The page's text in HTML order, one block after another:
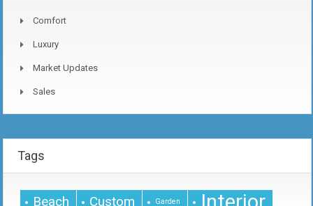
Comfort
Luxury
Market Updates
Sales
Tags
Beach Custom Garden